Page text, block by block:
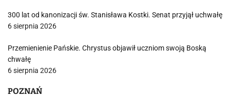
300 lat od kanonizacji św. Stanisława Kostki. Senat przyjął uchwałę
6 sierpnia 2026
Przemienienie Pańskie. Chrystus objawił uczniom swoją Boską
chwałę
6 sierpnia 2026
POZNAŃ